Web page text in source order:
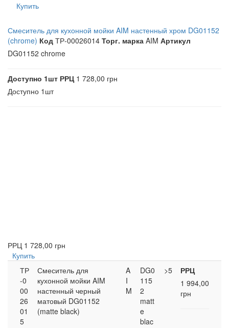
Купить
Смеситель для кухонной мойки AIM настенный хром DG01152
(chrome) Код ТР-00026014 Торг. марка AIM Артикул
DG01152 chrome
Доступно 1шт РРЦ1 728,00 грн
Доступно 1шт
РРЦ 1 728,00 грн
Купить
ТР
-0
00
26
01
5
Смеситель для
кухонной мойки AIM
настенный черный
матовый DG01152
(matte black)
A
I
M
DG0
115
2
matt
e
blac
>5
РРЦ
1 994,00
грн